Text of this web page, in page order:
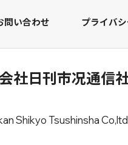
問い合わせ プライバ
社日刊市况通信
Shikyo Tsushinsha Co,ltd